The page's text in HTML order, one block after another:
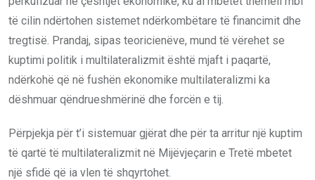
të cilin ndërtohen sistemet ndërkombëtare të financimit dhe
tregtisë. Prandaj, sipas teoricienëve, mund të vërehet se
kuptimi politik i multilateralizmit është mjaft i paqartë,
ndërkohë që në fushën ekonomike multilateralizmi ka
dëshmuar qëndrueshmërinë dhe forcën e tij.
Përpjekja për t’i sistemuar gjërat dhe për ta arritur një kuptim
të qartë të multilateralizmit në Mijëvjeçarin e Tretë mbetet
një sfidë që ia vlen të shqyrtohet.